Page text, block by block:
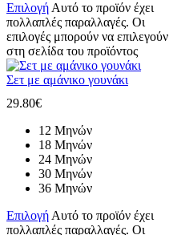
Επιλογή Αυτό το προϊόν έχει
πολλαπλές παραλλαγές. Οι
επιλογές μπορούν να επιλεγούν
στη σελίδα του προϊόντος
Σετ με αμάνικο γουνάκι
29.80€
12 Μηνών
18 Μηνών
24 Μηνών
30 Μηνών
36 Μηνών
ΕπιλογήΑυτό το προϊόν έχει
πολλαπλές παραλλαγές. Οι